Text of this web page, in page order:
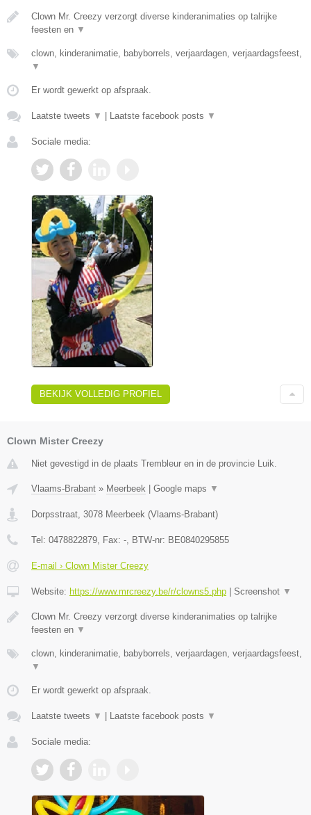
Clown Mr. Creezy verzorgt diverse kinderanimaties op talrijke
feesten en ▼
clown, kinderanimatie, babyborrels, verjaardagen, verjaardagsfeest,
▼
Er wordt gewerkt op afspraak.
Laatste tweets ▼ Laatste facebook posts ▼
Sociale media:
BEKIJK VOLLEDIG PROFIEL
Clown Mister Creezy
Niet gevestigd in de plaats Trembleur en in de provincie Luik.
Vlaams-Brabant » Meerbeek Google maps ▼
Dorpsstraat, 3078 Meerbeek (Vlaams-Brabant)
Tel: 0478822879, Fax: -, BTW-nr: BE0840295855
E-mail › Clown Mister Creezy
Website: https://www.mrcreezy.be/r/clowns5.php Screenshot ▼
Clown Mr. Creezy verzorgt diverse kinderanimaties op talrijke
feesten en ▼
clown, kinderanimatie, babyborrels, verjaardagen, verjaardagsfeest,
▼
Er wordt gewerkt op afspraak.
Laatste tweets ▼ Laatste facebook posts ▼
Sociale media: